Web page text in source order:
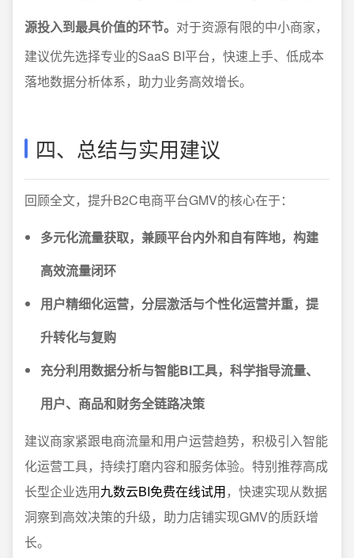
源投入到最具价值的环节。 对于资源有限的中小商家，
建议优先选择专业的SaaS BI平台，快速上手、低成本
落地数据分析体系，助力业务高效增长。
四、总结与实用建议
回顾全文，提升B2C电商平台GMV的核心在于：
多元化流量获取，兼顾平台内外和自有阵地，构建
高效流量闭环
用户精细化运营，分层激活与个性化运营并重，提
升转化与复购
充分利用数据分析与智能BI工具，科学指导流量、
用户、商品和财务全链路决策
建议商家紧跟电商流量和用户运营趋势，积极引入智能
化运营工具，持续打磨内容和服务体验。特别推荐高成
长型企业选用九数云BI免费在线试用，快速实现从数据
洞察到高效决策的升级，助力店铺实现GMV的质跃增
长。